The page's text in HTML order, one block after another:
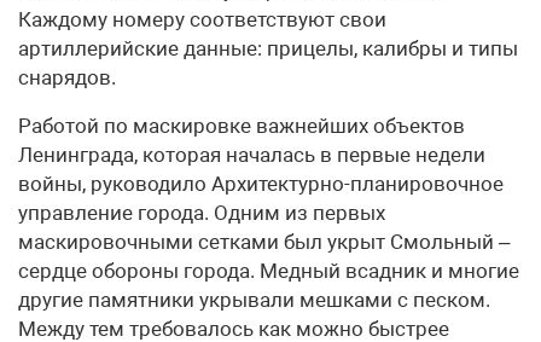
Каждому номеру соответствуют свои
артиллерийские данные: прицелы, калибры и типы
снарядов.
Работой по маскировке важнейших объектов
Ленинграда, которая началась в первые недели
войны, руководило Архитектурно-планировочное
управление города. Одним из первых
маскировочными сетками был укрыт Смольный –
сердце обороны города. Медный всадник и многие
другие памятники укрывали мешками с песком.
Между тем требовалось как можно быстрее